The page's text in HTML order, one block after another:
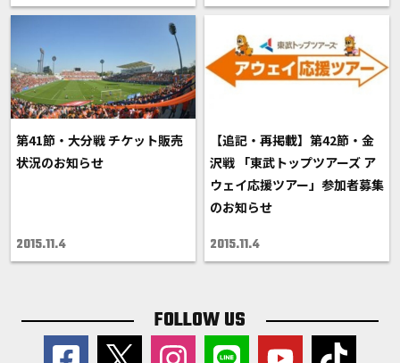
第41節・大分戦 チケット販売
状況のお知らせ
2015.11.4
【追記・再掲載】第42節・金
沢戦 「東武トップツアーズ ア
ウェイ応援ツアー」参加者募集
のお知らせ
2015.11.4
FOLLOW US